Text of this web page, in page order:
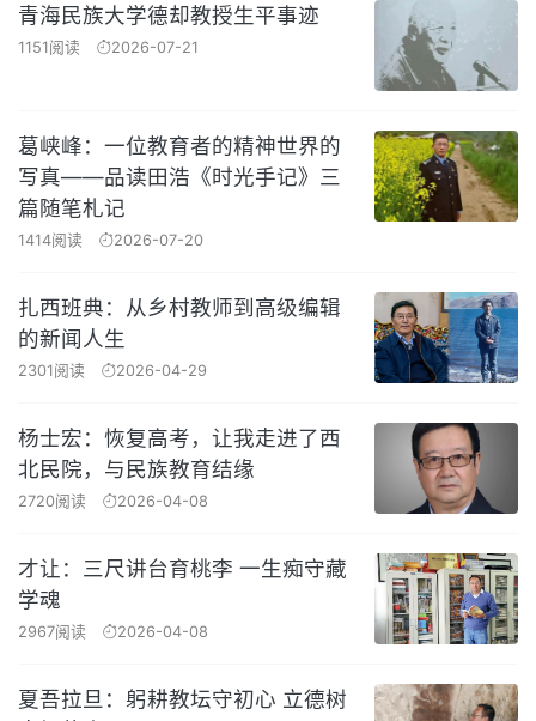
青海民族大学德却教授生平事迹
1151阅读 2026-07-21
葛峡峰：一位教育者的精神世界的
写真——品读田浩《时光手记》三
篇随笔札记
1414阅读 2026-07-20
扎西班典：从乡村教师到高级编辑
的新闻人生
2301阅读 2026-04-29
杨士宏：恢复高考，让我走进了西
北民院，与民族教育结缘
2720阅读 2026-04-08
才让：三尺讲台育桃李 一生痴守藏
学魂
2967阅读 2026-04-08
夏吾拉旦：躬耕教坛守初心 立德树